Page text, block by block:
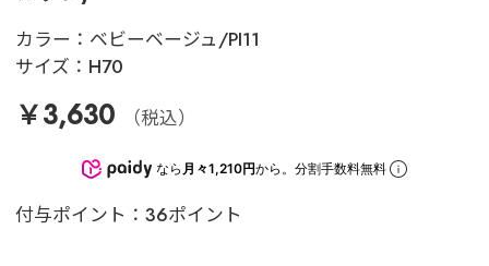
カラー： ベビーベージュ/PI11
サイズ： H70
￥3,630 （税込）
なら 月々1,210円から。分割手数料無料
付与ポイント：36ポイント